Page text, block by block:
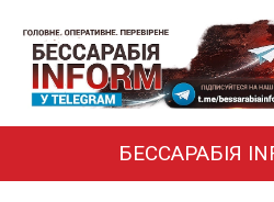
БЕССАРАБІЯ